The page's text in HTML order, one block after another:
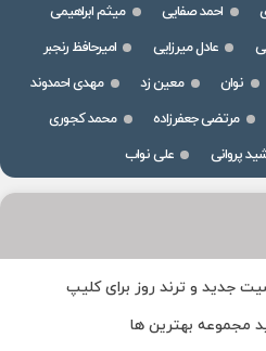
احمد صفایی
میثم ابراهیمی
عادل میرزایی
امیرحافظ رنجبر
نوان معین زد
مهدی احمدوند
مرتضی جعفرزاده
محمد کجوری
پروانی علی نواب
جدید و ترند روز برای کلیپ
مجموعه بهترین ها